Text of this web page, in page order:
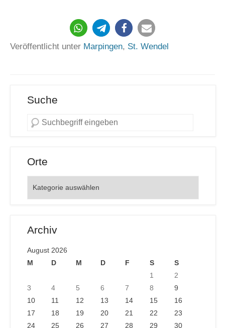
596
Veröffentlicht unter Marpingen, St. Wendel
Suche
Orte
Archiv
August 2026
M
D M D F S
S
1
2
3
4 5 6 7 8
9
10
11 12 13 14 15
16
17
18 19 20 21 22
23
24
25 26 27 28 29 30